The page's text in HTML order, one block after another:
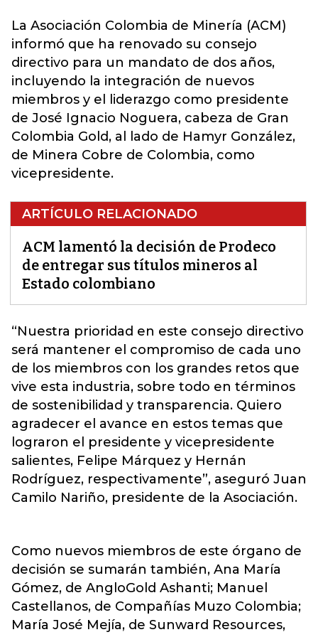
La Asociación Colombia de Minería (ACM)
informó que ha renovado su consejo
directivo para un mandato de dos años,
incluyendo la integración de nuevos
miembros y el liderazgo como presidente
de José Ignacio Noguera, cabeza de Gran
Colombia Gold, al lado de Hamyr González,
de Minera Cobre de Colombia, como
vicepresidente.
ARTÍCULO RELACIONADO
ACM lamentó la decisión de Prodeco
de entregar sus títulos mineros al
Estado colombiano
“Nuestra prioridad en este consejo directivo
será mantener el compromiso de cada uno
de los miembros con los grandes retos que
vive esta industria, sobre todo en términos
de sostenibilidad y transparencia. Quiero
agradecer el avance en estos temas que
lograron el presidente y vicepresidente
salientes, Felipe Márquez y Hernán
Rodríguez, respectivamente”, aseguró Juan
Camilo Nariño, presidente de la Asociación.
Como nuevos miembros de este órgano de
decisión se sumarán también, Ana María
Gómez, de AngloGold Ashanti; Manuel
Castellanos, de Compañías Muzo Colombia;
María José Mejía, de Sunward Resources,